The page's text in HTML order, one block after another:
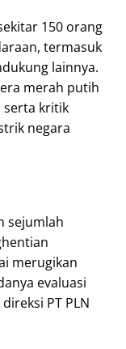
150 orang
termasuk
lainnya.
merah putih
serta kritik
negara
sejumlah
merugikan
evaluasi
PT PLN